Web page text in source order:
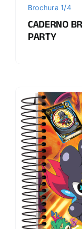
Brochura 1/4
CADERNO
PARTY